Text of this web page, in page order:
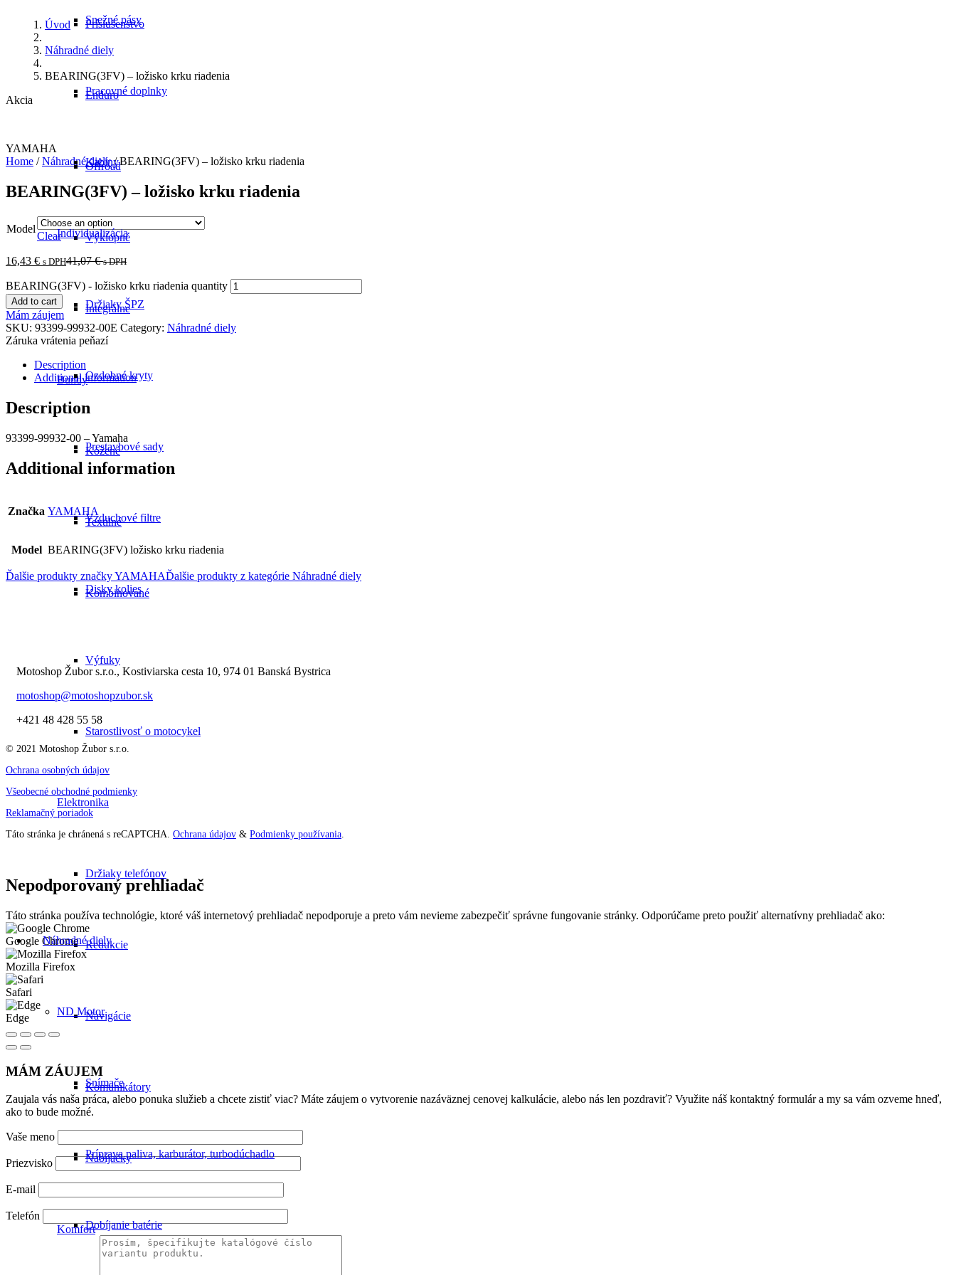
Príslušenstvo
Enduro
Offroad
Výklopné
Integrálne
Bundy
Kožené
Textilné
Kombinované
Snežné pásy
Pracovné doplnky
Kabíny
Individualizácia
Držiaky ŠPZ
Ozdobné kryty
Prestavbové sady
Vzduchové filtre
Disky kolies
Výfuky
Starostlivosť o motocykel
Elektronika
Držiaky telefónov
Redukcie
Navigácie
Komunikátory
Nabíjačky
Komfort
Náhradné diely
ND Motor
Snímače
Príprava paliva, karburátor, turbodúchadlo
Dobíjanie batérie
Úvod
Náhradné diely
BEARING(3FV) – ložisko krku riadenia
Akcia
YAMAHA
Home /Náhradné diely/ BEARING(3FV) – ložisko krku riadenia
BEARING(3FV) – ložisko krku riadenia
Model
Clear
16,43 € s DPH41,07€ s DPH
BEARING(3FV) - ložisko krku riadenia quantity
Add to cart
Mám záujem
SKU: 93399-99932-00E Category: Náhradné diely
Záruka vrátenia peňazí
Description
Additional information
Description
93399-99932-00 – Yamaha
Additional information
Značka YAMAHA
Model BEARING(3FV) ložisko krku riadenia
Ďalšie produkty značky YAMAHAĎalšie produkty z kategórie Náhradné diely
Motoshop Žubor s.r.o., Kostiviarska cesta 10, 974 01 Banská Bystrica
motoshop@motoshopzubor.sk
+421 48 428 55 58
© 2021 Motoshop Žubor s.r.o.
Ochrana osobných údajov
Všeobecné obchodné podmienky
Reklamačný poriadok
Táto stránka je chránená s reCAPTCHA. Ochrana údajov & Podmienky používania.
Nepodporovaný prehliadač
Táto stránka používa technológie, ktoré váš internetový prehliadač nepodporuje a preto vám nevieme zabezpečiť správne fungovanie stránky. Odporúčame preto použiť alternatívny prehliadač ako:
Google Chrome
Mozilla Firefox
Safari
Edge
MÁM ZÁUJEM
Zaujala vás naša práca, alebo ponuka služieb a chcete zistiť viac? Máte záujem o vytvorenie nazáväznej cenovej kalkulácie, alebo nás len pozdraviť? Využite náš kontaktný formulár a my sa vám ozveme hneď,
ako to bude možné.
Vaše meno
Priezvisko
E-mail
Telefón